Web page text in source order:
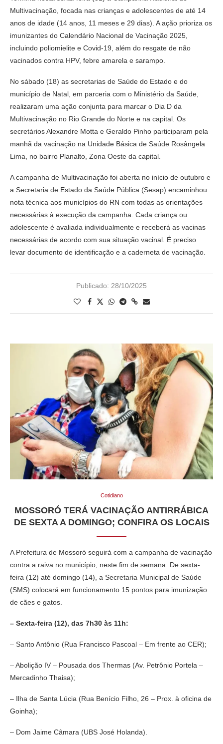
Multivacinação, focada nas crianças e adolescentes de até 14
anos de idade (14 anos, 11 meses e 29 dias). A ação prioriza os
imunizantes do Calendário Nacional de Vacinação 2025,
incluindo poliomielite e Covid-19, além do resgate de não
vacinados contra HPV, febre amarela e sarampo.
No sábado (18) as secretarias de Saúde do Estado e do
município de Natal, em parceria com o Ministério da Saúde,
realizaram uma ação conjunta para marcar o Dia D da
Multivacinação no Rio Grande do Norte e na capital. Os
secretários Alexandre Motta e Geraldo Pinho participaram pela
manhã da vacinação na Unidade Básica de Saúde Rosângela
Lima, no bairro Planalto, Zona Oeste da capital.
A campanha de Multivacinação foi aberta no início de outubro e
a Secretaria de Estado da Saúde Pública (Sesap) encaminhou
nota técnica aos municípios do RN com todas as orientações
necessárias à execução da campanha. Cada criança ou
adolescente é avaliada individualmente e receberá as vacinas
necessárias de acordo com sua situação vacinal. É preciso
levar documento de identificação e a caderneta de vacinação.
Publicado: 28/10/2025
Cotidiano
MOSSORÓ TERÁ VACINAÇÃO ANTIRRÁBICA
DE SEXTA A DOMINGO; CONFIRA OS LOCAIS
A Prefeitura de Mossoró seguirá com a campanha de vacinação
contra a raiva no município, neste fim de semana. De sexta-
feira (12) até domingo (14), a Secretaria Municipal de Saúde
(SMS) colocará em funcionamento 15 pontos para imunização
de cães e gatos.
– Sexta-feira (12), das 7h30 às 11h:
– Santo Antônio (Rua Francisco Pascoal – Em frente ao CER);
– Abolição IV – Pousada dos Thermas (Av. Petrônio Portela –
Mercadinho Thaisa);
– Ilha de Santa Lúcia (Rua Benício Filho, 26 – Prox. à oficina de
Goinha);
– Dom Jaime Câmara (UBS José Holanda).